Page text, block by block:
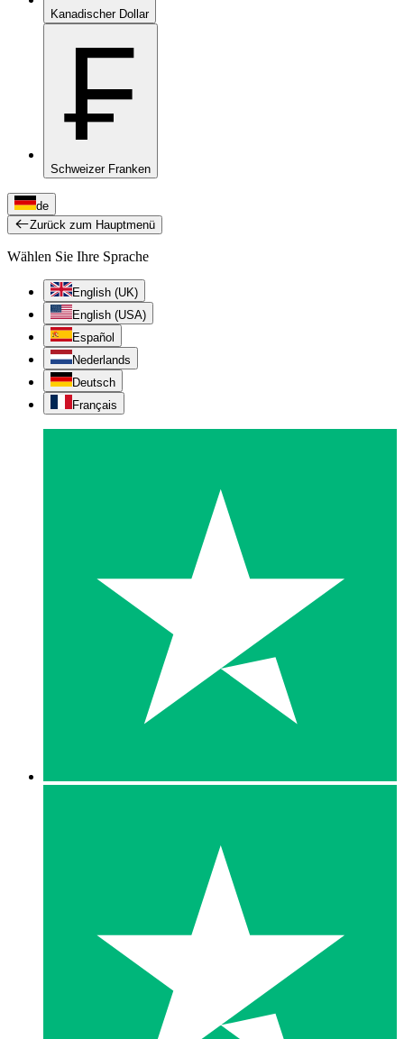
Kanadischer Dollar
₣
Schweizer Franken
de
Zurück zum Hauptmenü
Wählen Sie Ihre Sprache
English (UK)
English (USA)
Español
Nederlands
Deutsch
Français